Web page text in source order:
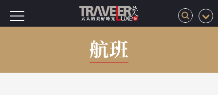
航班